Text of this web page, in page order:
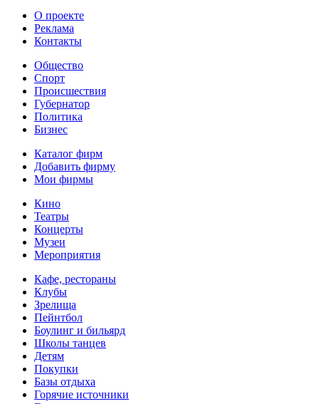
О проекте
Реклама
Контакты
Общество
Спорт
Происшествия
Губернатор
Политика
Бизнес
Каталог фирм
Добавить фирму
Мои фирмы
Кино
Театры
Концерты
Музеи
Мероприятия
Кафе, рестораны
Клубы
Зрелища
Пейнтбол
Боулинг и бильярд
Школы танцев
Детям
Покупки
Базы отдыха
Горячие источники